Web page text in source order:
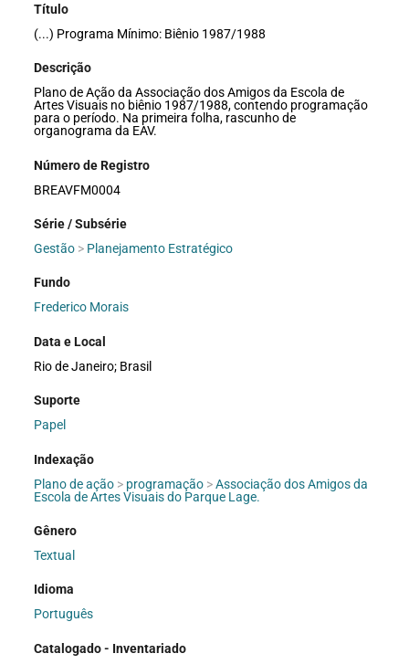
Título
(...) Programa Mínimo: Biênio 1987/1988
Descrição
Plano de Ação da Associação dos Amigos da Escola de
Artes Visuais no biênio 1987/1988, contendo programação
para o período. Na primeira folha, rascunho de
organograma da EAV.
Número de Registro
BREAVFM0004
Série / Subsérie
Gestão > Planejamento Estratégico
Fundo
Frederico Morais
Data e Local
Rio de Janeiro; Brasil
Suporte
Papel
Indexação
Plano de ação > programação >Associação dos Amigos da
Escola de Artes Visuais do Parque Lage.
Gênero
Textual
Idioma
Português
Catalogado - Inventariado